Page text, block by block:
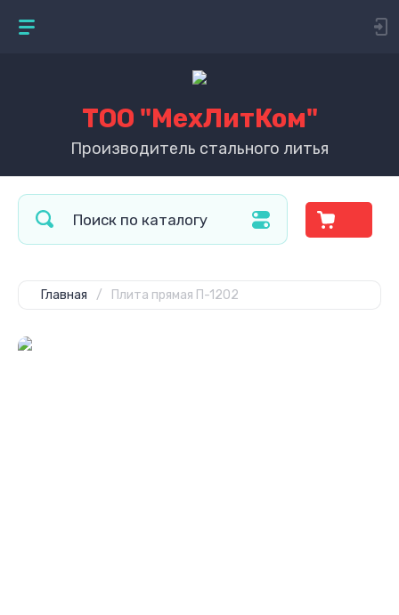
ТОО "МехЛитКом"
Производитель стального литья
Главная / Плита прямая П-1202